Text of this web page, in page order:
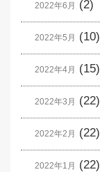
2022年6月 (2)
2022年5月 (10)
2022年4月 (15)
2022年3月 (22)
2022年2月 (22)
2022年1月 (22)